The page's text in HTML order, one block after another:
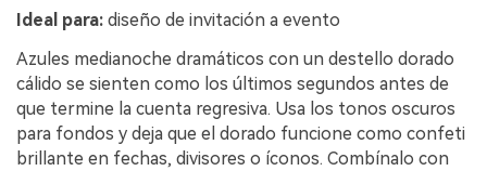
Ideal para: diseño de invitación a evento
Azules medianoche dramáticos con un destello dorado
cálido se sienten como los últimos segundos antes de
que termine la cuenta regresiva. Usa los tonos oscuros
para fondos y deja que el dorado funcione como confeti
brillante en fechas, divisores o íconos. Combínalo con